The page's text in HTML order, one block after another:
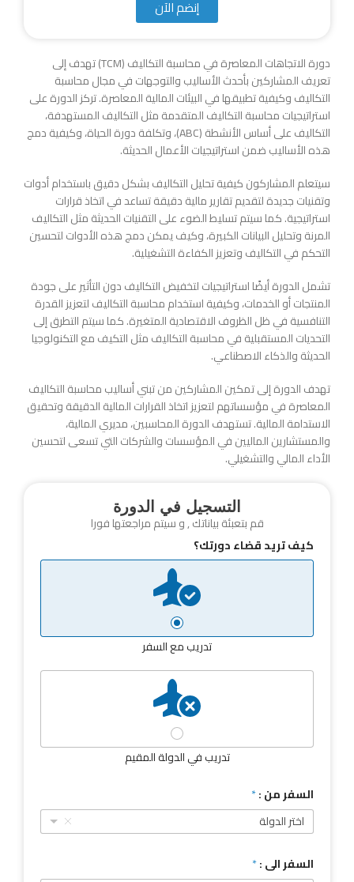
دورة الاتجاهات المعاصرة في محاسبة التكاليف (TCM) تهدف إلى
تعريف المشاركين بأحدث الأساليب والتوجهات في مجال محاسبة
التكاليف وكيفية تطبيقها في البيئات المالية المعاصرة. تركز الدورة على
استراتيجيات محاسبة التكاليف المتقدمة مثل التكاليف المستهدفة،
التكاليف على أساس الأنشطة (ABC)، وتكلفة دورة الحياة، وكيفية دمج
هذه الأساليب ضمن استراتيجيات الأعمال الحديثة.
سيتعلم المشاركون كيفية تحليل التكاليف بشكل دقيق باستخدام أدوات
وتقنيات جديدة لتقديم تقارير مالية دقيقة تساعد في اتخاذ قرارات
استراتيجية. كما سيتم تسليط الضوء على التقنيات الحديثة مثل التكاليف
المرنة وتحليل البيانات الكبيرة، وكيف يمكن دمج هذه الأدوات لتحسين
التحكم في التكاليف وتعزيز الكفاءة التشغيلية.
تشمل الدورة أيضًا استراتيجيات لتخفيض التكاليف دون التأثير على جودة
المنتجات أو الخدمات، وكيفية استخدام محاسبة التكاليف لتعزيز القدرة
التنافسية في ظل الظروف الاقتصادية المتغيرة. كما سيتم التطرق إلى
التحديات المستقبلية في محاسبة التكاليف مثل التكيف مع التكنولوجيا
الحديثة والذكاء الاصطناعي.
تهدف الدورة إلى تمكين المشاركين من تبني أساليب محاسبة التكاليف
المعاصرة في مؤسساتهم لتعزيز اتخاذ القرارات المالية الدقيقة وتحقيق
الاستدامة المالية. تستهدف الدورة المحاسبين، مديري المالية،
والمستشارين الماليين في المؤسسات والشركات التي تسعى لتحسين
الأداء المالي والتشغيلي.
التسجيل في الدورة
قم بتعبئة بياناتك , و سيتم مراجعتها فورا
كيف تريد قضاء دورتك؟
تدريب مع السفر
تدريب في الدولة المقيم
السفر من :*
اختر الدولة
السفر الى :*
إنضم الآن